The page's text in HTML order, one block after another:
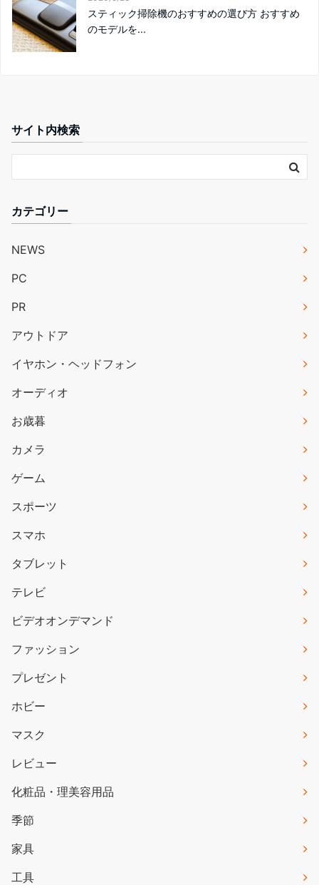
スティック掃除機のおすすめの選び方 おすすめ
のモデルを...
サイト内検索
カテゴリー
NEWS
PC
PR
アウトドア
イヤホン・ヘッドフォン
オーディオ
お歳暮
カメラ
ゲーム
スポーツ
スマホ
タブレット
テレビ
ビデオオンデマンド
ファッション
プレゼント
ホビー
マスク
レビュー
化粧品・理美容用品
季節
家具
工具